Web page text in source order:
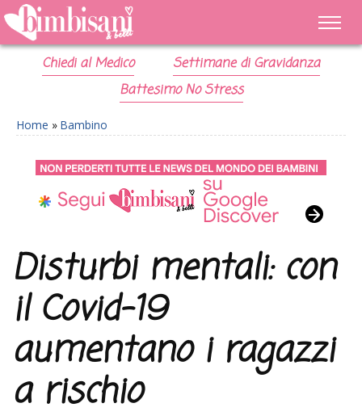
Chiedi al Medico
Settimane di Gravidanza
Battesimo No Stress
Home » Bambino
Disturbi mentali: con
il Covid-19
aumentano i ragazzi
a rischio